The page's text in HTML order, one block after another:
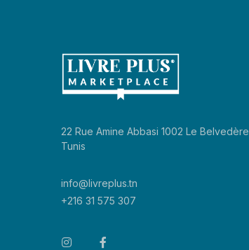
22 Rue Amine Abbasi 1002 Le Belvedère
Tunis
info@livreplus.tn
+216 31 575 307